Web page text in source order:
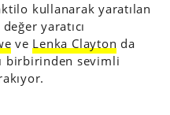
kullanarak yaratılan
yaratıcı
ve Lenka Clayton da
birbirinden sevimli